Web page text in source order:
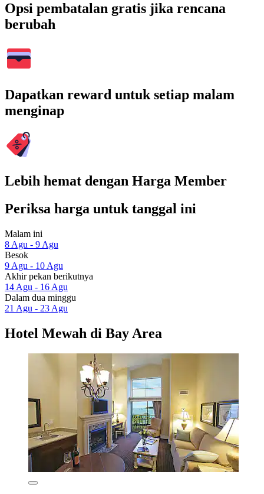
Opsi pembatalan gratis jika rencana
berubah
Dapatkan reward untuk setiap malam
menginap
Lebih hemat dengan Harga Member
Periksa harga untuk tanggal ini
Malam ini
8 Agu - 9 Agu
Besok
9 Agu - 10 Agu
Akhir pekan berikutnya
14 Agu - 16 Agu
Dalam dua minggu
21 Agu - 23 Agu
Hotel Mewah di Bay Area